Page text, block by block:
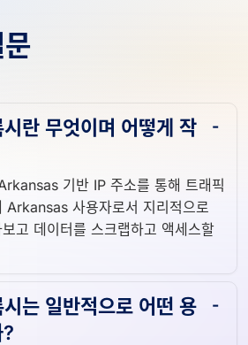
란 무엇이며 어떻게 작
기반 IP 주소를 통해 트래픽
Arkansas 사용자로서 지리적으로
고 데이터를 스크랩하고 액세스할
는 일반적으로 어떤 용